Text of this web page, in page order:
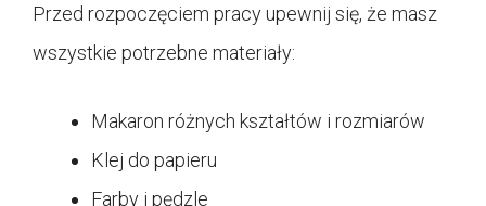
Przed rozpoczęciem pracy upewnij się, że masz
wszystkie potrzebne materiały:
Makaron różnych kształtów i rozmiarów
Klej do papieru
Farby i pędzle